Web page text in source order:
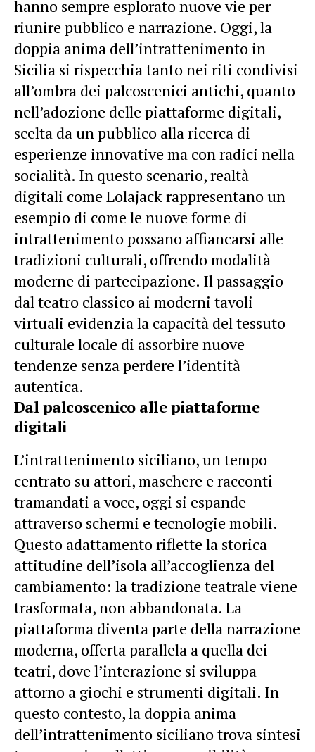
hanno sempre esplorato nuove vie per
riunire pubblico e narrazione. Oggi, la
doppia anima dell’intrattenimento in
Sicilia si rispecchia tanto nei riti condivisi
all’ombra dei palcoscenici antichi, quanto
nell’adozione delle piattaforme digitali,
scelta da un pubblico alla ricerca di
esperienze innovative ma con radici nella
socialità. In questo scenario, realtà
digitali come Lolajackrappresentano un
esempio di come le nuove forme di
intrattenimento possano affiancarsi alle
tradizioni culturali, offrendo modalità
moderne di partecipazione. Il passaggio
dal teatro classico ai moderni tavoli
virtuali evidenzia la capacità del tessuto
culturale locale di assorbire nuove
tendenze senza perdere l’identità
autentica.
Dal palcoscenico alle piattaforme
digitali
L’intrattenimento siciliano, un tempo
centrato su attori, maschere e racconti
tramandati a voce, oggi si espande
attraverso schermi e tecnologie mobili.
Questo adattamento riflette la storica
attitudine dell’isola all’accoglienza del
cambiamento: la tradizione teatrale viene
trasformata, non abbandonata. La
piattaforma diventa parte della narrazione
moderna, offerta parallela a quella dei
teatri, dove l’interazione si sviluppa
attorno a giochi e strumenti digitali. In
questo contesto, la doppia anima
dell’intrattenimento siciliano trova sintesi